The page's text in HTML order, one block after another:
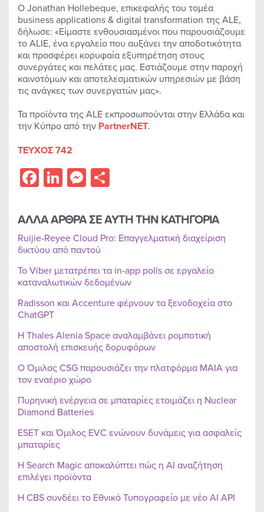
Ο Jonathan Hollebeque, επικεφαλής του τομέα
business applications & digital transformation της ALE,
δήλωσε: «Είμαστε ενθουσιασμένοι που παρουσιάζουμε
το ALIE, ένα εργαλείο που αυξάνει την αποδοτικότητα
και προσφέρει κορυφαία εξυπηρέτηση στους
συνεργάτες και πελάτες μας. Εστιάζουμε στην παροχή
καινοτόμων και αποτελεσματικών υπηρεσιών με βάση
τις ανάγκες των συνεργατών μας».
Τα προϊόντα της ALE εκπροσωπούνται στην Ελλάδα και
την Κύπρο από την PartnerNET.
ΤΕΥΧΟΣ 742
Facebook
LinkedIn
Messenger
ΑΛΛΑ ΑΡΘΡΑ ΣΕ ΑΥΤΗ ΤΗΝ ΚΑΤΗΓΟΡΙΑ
Ruijie-Reyee Cloud Pro: Επαγγελματική διαχείριση
δικτύου από παντού
Το Viber μετατρέπει τα in-app polls σε εργαλείο
καταναλωτικών δεδομένων
Radisson και Accenture φέρνουν τα ξενοδοχεία στο
ChatGPT
Η Thales Alenia Space αναλαμβάνει ρομποτική
αποστολή επισκευής δορυφόρων
Ο Όμιλος CSG παρουσιάζει την πλατφόρμα MAIA για
τον εναέριο χώρο
Πυρηνική ενέργεια σε μπαταρίες ετοιμάζει η Nuclear
Diamond Batteries
ESET και Όμιλος EVC ενώνουν δυνάμεις για ασφαλείς
μπαταρίες
Η Search Magic αποκαλύπτει πώς η AI αναζήτηση
επιλέγει προϊόντα
Η CBS συνδέει το Εθνικό Τυπογραφείο με νέο AI API